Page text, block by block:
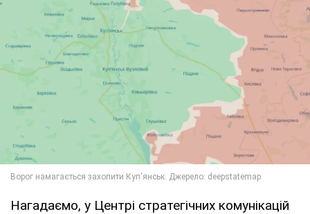
Нагадаємо, у Центрі стратегічних комунікацій